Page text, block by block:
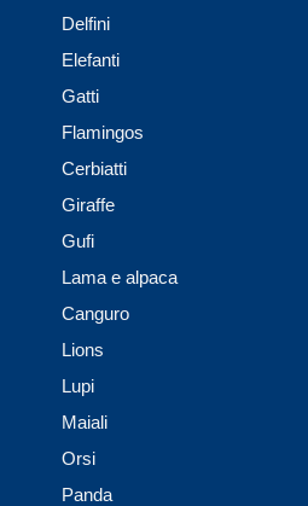
Delfini
Elefanti
Gatti
Flamingos
Cerbiatti
Giraffe
Gufi
Lama e alpaca
Canguro
Lions
Lupi
Maiali
Orsi
Panda